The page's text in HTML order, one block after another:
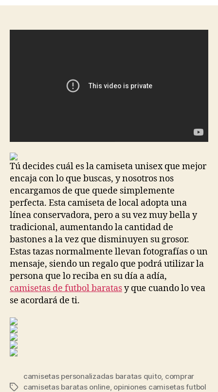
Tú decides cuál es la camiseta unisex que mejor
encaja con lo que buscas, y nosotros nos
encargamos de que quede simplemente
perfecta. Esta camiseta de local adopta una
línea conservadora, pero a su vez muy bella y
tradicional, aumentando la cantidad de
bastones a la vez que disminuyen su grosor.
Estas tazas normalmente llevan fotografías o un
mensaje, siendo un regalo que podrá utilizar la
persona que lo reciba en su día a adía,
camisetas de futbol baratasy que cuando lo vea
se acordará de ti.
Etiquetas
camisetas personalizadas baratas quito, comprar
camisetas baratas online, opiniones camisetas futbol